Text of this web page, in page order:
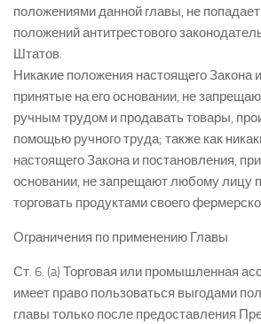
положениями данной главы, не
положений антитрестового
Штатов.
Никакие положения настоящего Закона
принятые на его основании, не
ручным трудом и продавать товары,
помощью ручного труда; также как
настоящего Закона и постановления,
основании, не запрещают любому лицу
торговать продуктами своего
Ограничения по применению Главы
Ст. 6. (a) Торговая или промышленная
имеет право пользоваться выгодами
главы только после предоставления